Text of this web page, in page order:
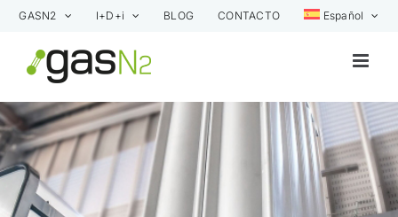
Saltar
contenido
GASN2 I+D+i BLOG CONTACTO Español